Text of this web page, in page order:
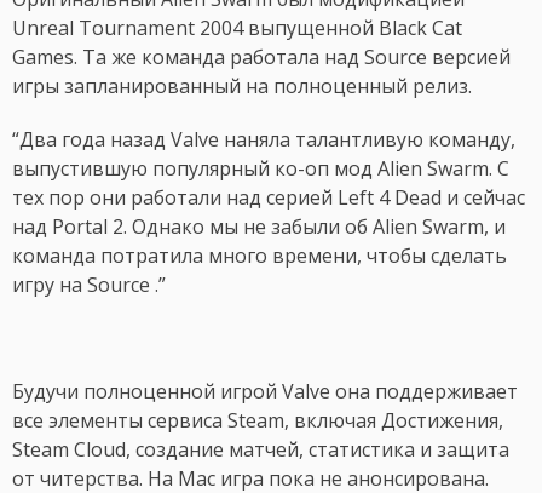
Unreal Tournament 2004 выпущенной Black Cat
Games. Та же команда работала над Source версией
игры запланированный на полноценный релиз.
“Два года назад Valve наняла талантливую команду,
выпустившую популярный ко-оп мод Alien Swarm. С
тех пор они работали над серией Left 4 Dead и сейчас
над Portal 2. Однако мы не забыли об Alien Swarm, и
команда потратила много времени, чтобы сделать
игру на Source .”
Будучи полноценной игрой Valve она поддерживает
все элементы сервиса Steam, включая Достижения,
Steam Cloud, создание матчей, статистика и защита
от читерства. На Mac игра пока не анонсирована.